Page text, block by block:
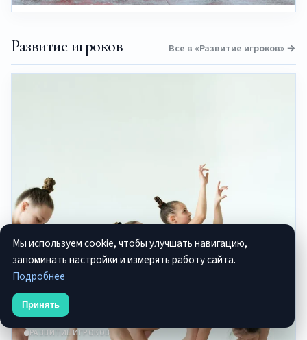
Развитие игроков Все в «Развитие игроков» →
РАЗВИТИЕ ИГРОКОВ
Мы используем cookie, чтобы улучшать навигацию,
запоминать настройки и измерять работу сайта.
Подробнее
Принять